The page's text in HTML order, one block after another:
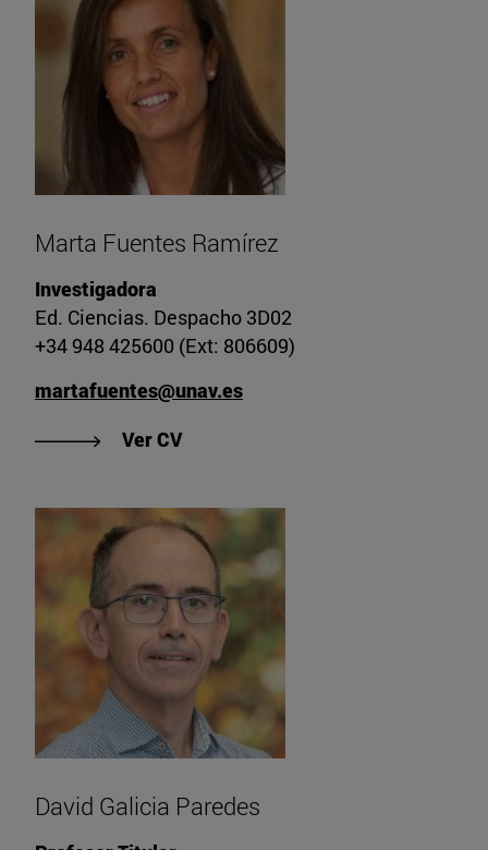
Marta Fuentes Ramírez
Investigadora
Ed. Ciencias. Despacho 3D02
+34 948 425600 (Ext: 806609)
martafuentes@unav.es
Ver CV"Ver CV de Marta Fuentes
David Galicia Paredes